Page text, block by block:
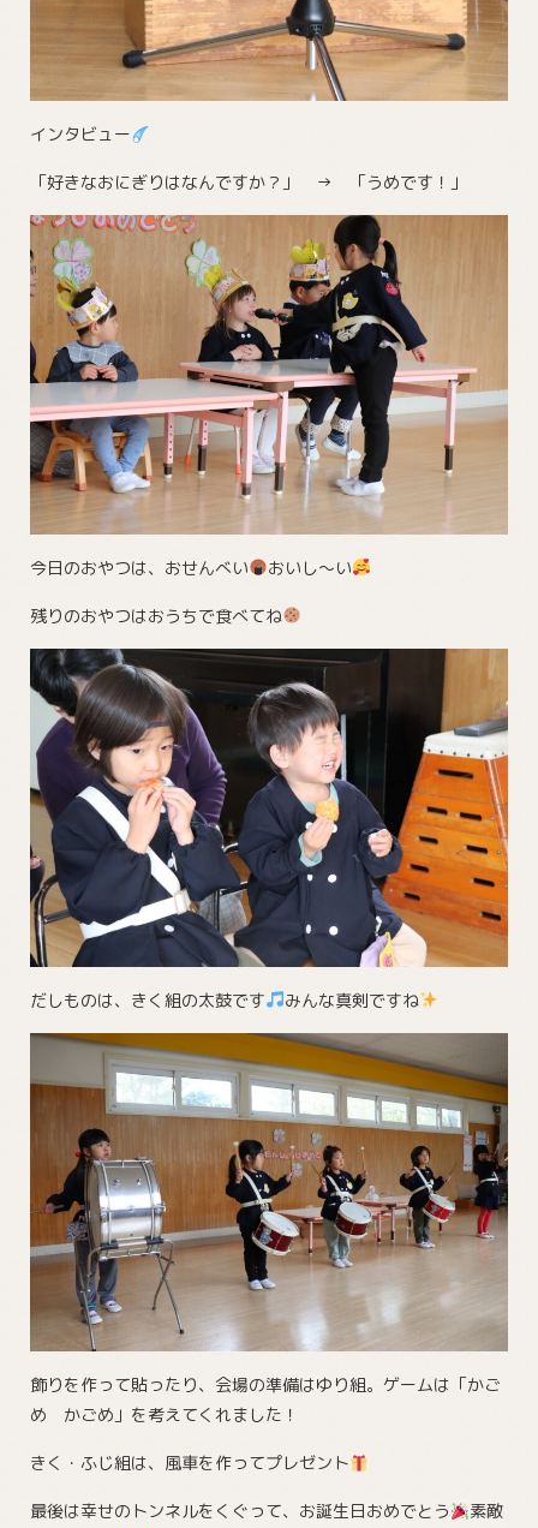
インタビュー
「好きなおにぎりはなんですか？」 → 「うめです！」
今日のおやつは、おせんべい おいし～い
残りのおやつはおうちで食べてね
だしものは、きく組の太鼓です みんな真剣ですね
飾りを作って貼ったり、会場の準備はゆり組。ゲームは「かご
め かごめ」を考えてくれました！
きく・ふじ組は、風車を作ってプレゼント
最後は幸せのトンネルをくぐって、お誕生日おめでとう
素敵